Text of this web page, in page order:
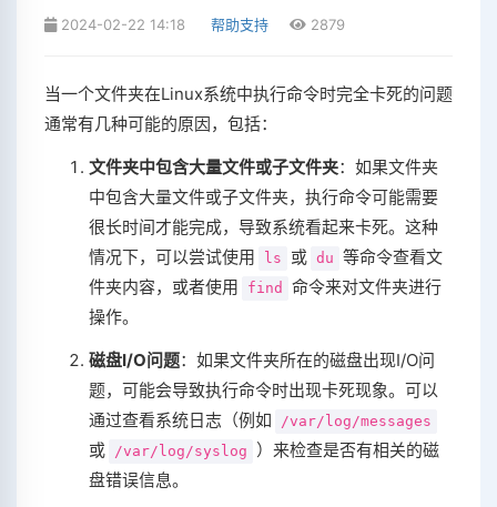
2024-02-22 14:18 帮助支持 2879
当一个文件夹在Linux系统中执行命令时完全卡死的问题
通常有几种可能的原因，包括：
文件夹中包含大量文件或子文件夹：如果文件夹
中包含大量文件或子文件夹，执行命令可能需要
很长时间才能完成，导致系统看起来卡死。这种
情况下，可以尝试使用
ls 或 du 等命令查看文
件夹内容，或者使用
find
命令来对文件夹进行
操作。
磁盘I/O问题：如果文件夹所在的磁盘出现I/O问
题，可能会导致执行命令时出现卡死现象。可以
通过查看系统日志（例如
/var/log/messages
或 /var/log/syslog
）来检查是否有相关的磁
盘错误信息。